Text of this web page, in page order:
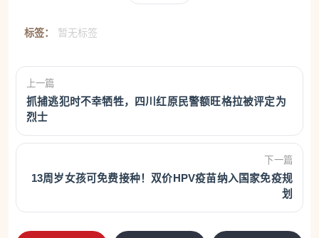
水利部副部长王宝恩表示，最重要的是，
降雨，水库怎么办？它的功能已经受损了，要对包括
淹没范围、淹没风险图、水库功能的发挥等进行重新
标签： 暂无标签
上一篇
抓捕逃犯时不幸牺牲，四川红原民警额旺格拉被评定为
烈士
下一篇
13周岁女孩可免费接种！双价HPV疫苗纳入国家免疫规
划